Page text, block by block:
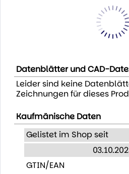
Datenblätter und CAD-
Leider sind keine
Zeichnungen für dieses
Kaufmänische Daten
Gelistet im Shop seit
GTIN/EAN